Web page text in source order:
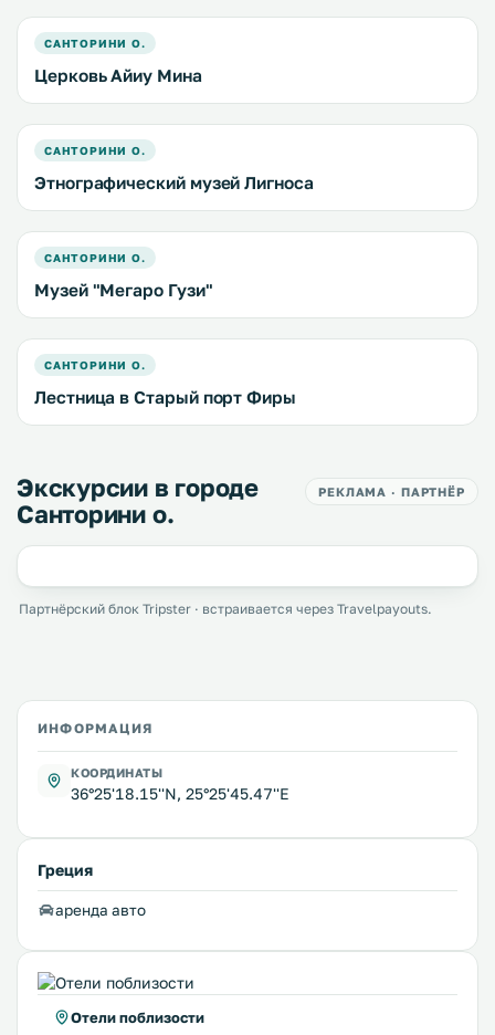
САНТОРИНИ О.
Церковь Айиу Мина
САНТОРИНИ О.
Этнографический музей Лигноса
САНТОРИНИ О.
Музей "Мегаро Гузи"
САНТОРИНИ О.
Лестница в Старый порт Фиры
Экскурсии в городе
Санторини о.
РЕКЛАМА · ПАРТНЁР
Партнёрский блок Tripster · встраивается через Travelpayouts.
ИНФОРМАЦИЯ
КООРДИНАТЫ
36°25'18.15''N, 25°25'45.47''E
Греция
аренда авто
Отели поблизости